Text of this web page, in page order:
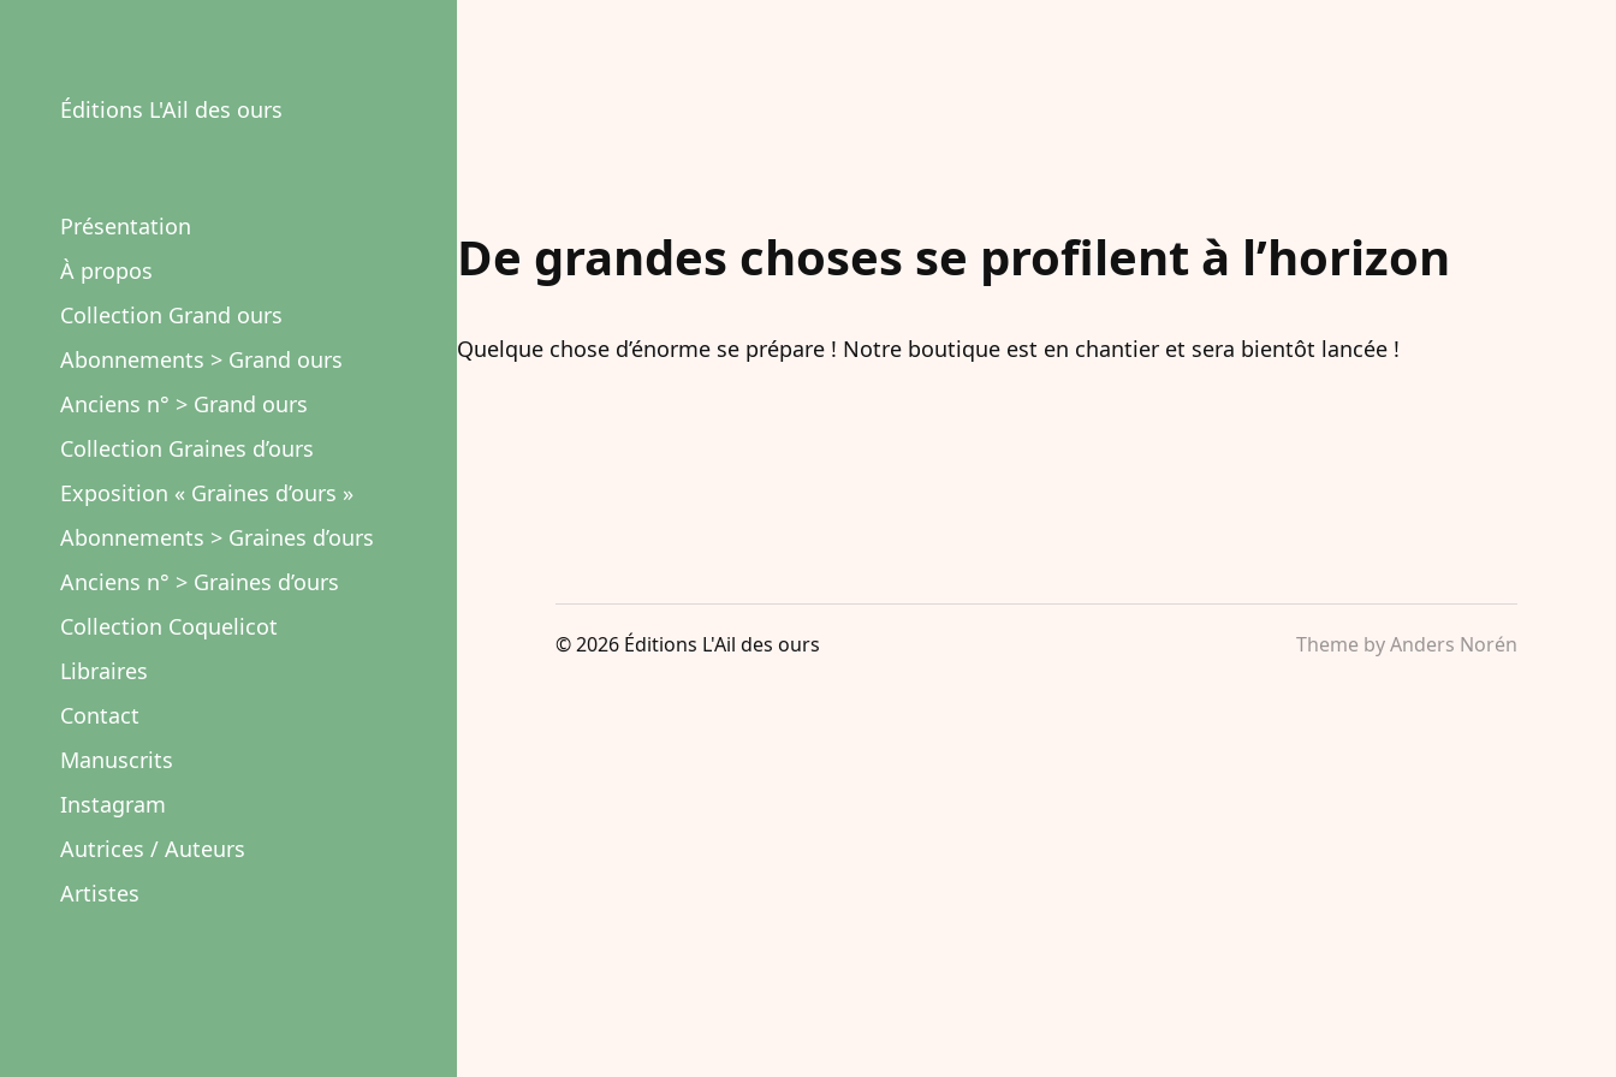
Éditions L'Ail des ours
Présentation
À propos
Collection Grand ours
Abonnements > Grand ours
Anciens n° > Grand ours
Collection Graines d’ours
Exposition « Graines d’ours »
Abonnements > Graines d’ours
Anciens n° > Graines d’ours
Collection Coquelicot
Libraires
Contact
Manuscrits
Instagram
Autrices / Auteurs
Artistes
De grandes choses se profilent à l’horizon
Quelque chose d’énorme se prépare ! Notre boutique est en chantier et sera bientôt lancée !
© 2026 Éditions L'Ail des ours Theme byAnders Norén